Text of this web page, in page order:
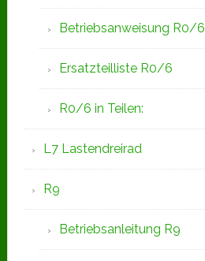
Betriebsanweisung R0/6
Ersatzteilliste R0/6
R0/6 in Teilen:
L7 Lastendreirad
R9
Betriebsanleitung R9